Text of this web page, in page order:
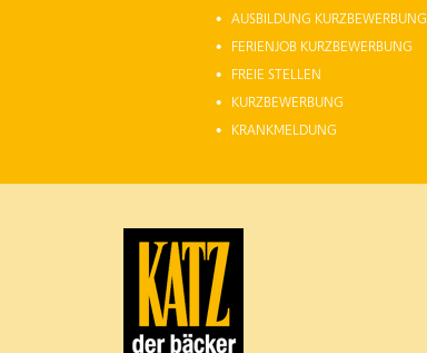
AUSBILDUNG KURZBEWERBUNG
FERIENJOB KURZBEWERBUNG
FREIE STELLEN
KURZBEWERBUNG
KRANKMELDUNG